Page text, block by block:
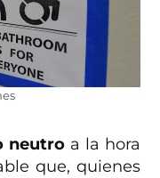
neutro a la hora
que, quienes